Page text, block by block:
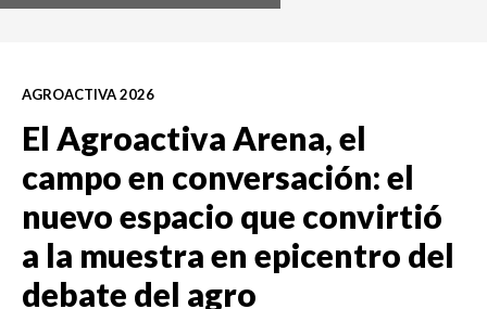
AGROACTIVA 2026
El Agroactiva Arena, el
campo en conversación: el
nuevo espacio que convirtió
a la muestra en epicentro del
debate del agro